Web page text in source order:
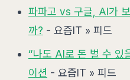
파파고 vs 구글, AI가
까? - 요즘IT » 피드
“나도 AI로 돈 벌 수 있
이션 - 요즘IT » 피드